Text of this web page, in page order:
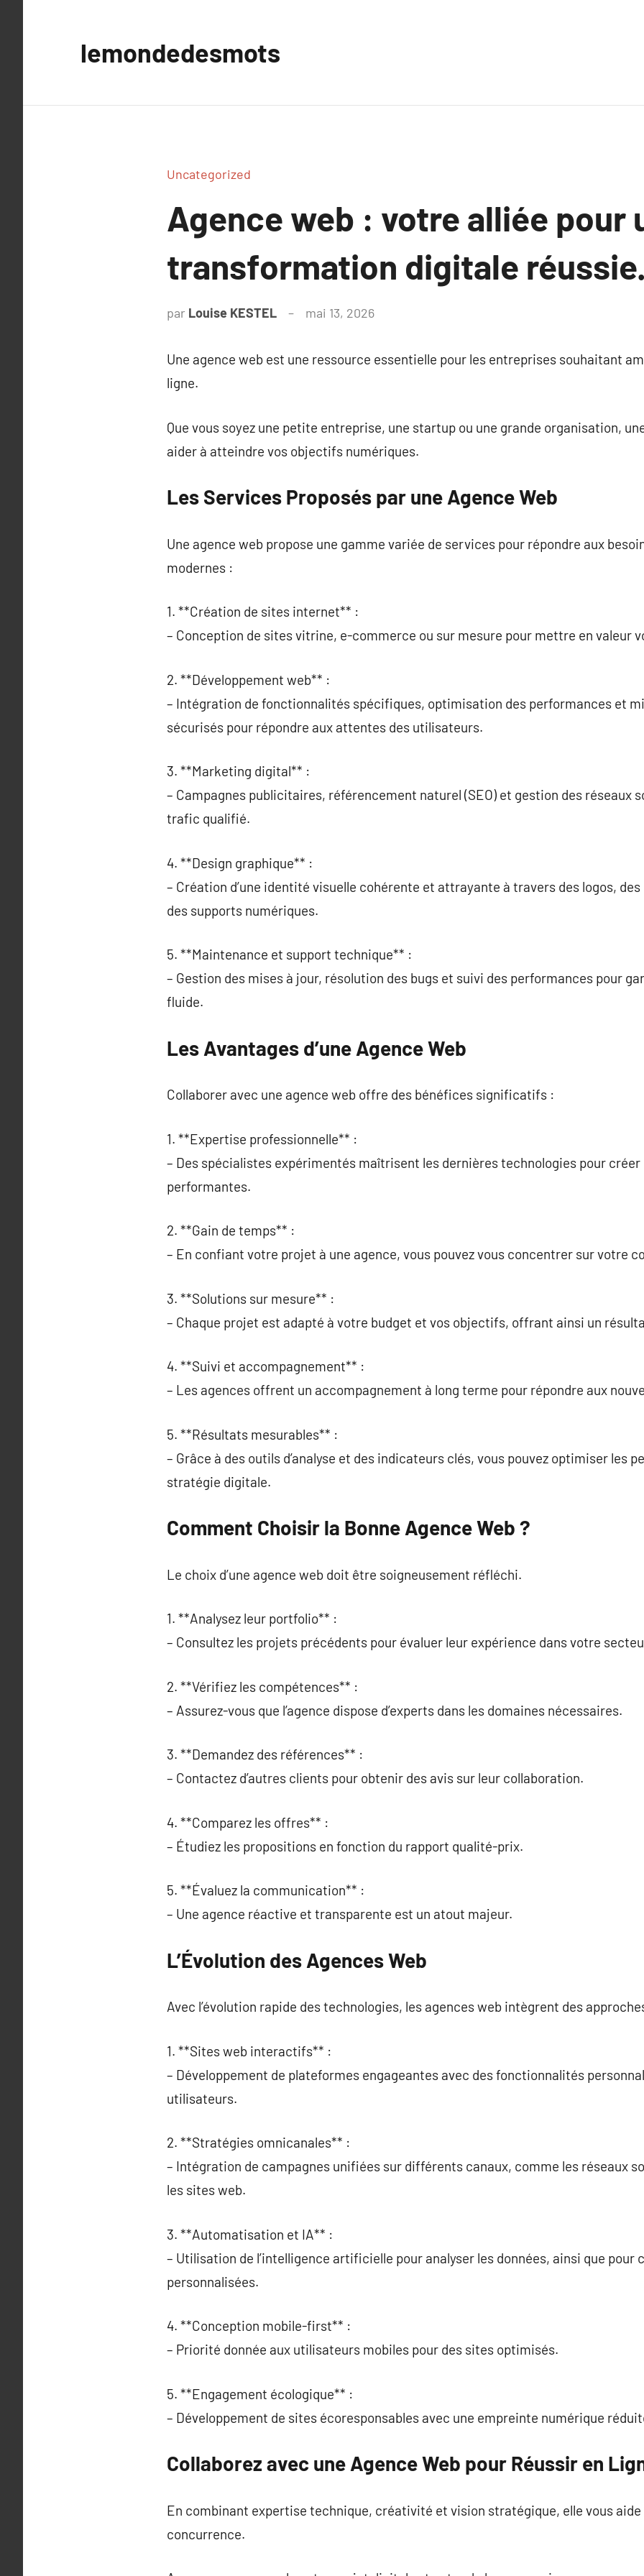
lemondedesmots
Uncategorized
Agence web : votre alliée pour
transformation digitale
par Louise KESTEL mai 13, 2026
Une agence web est une ressource essentielle pour les entreprises souhaitant
ligne.
Que vous soyez une petite entreprise, une startup ou une grande organisation,
aider à atteindre vos objectifs numériques.
Les Services Proposés par une Agence Web
Une agence web propose une gamme variée de services pour répondre aux
modernes :
1. **Création de sites internet** :
– Conception de sites vitrine, e-commerce ou sur mesure pour mettre en valeur
2. **Développement web** :
– Intégration de fonctionnalités spécifiques, optimisation des performances et
sécurisés pour répondre aux attentes des utilisateurs.
3. **Marketing digital** :
– Campagnes publicitaires, référencement naturel (SEO) et gestion des réseaux
trafic qualifié.
4. **Design graphique** :
– Création d’une identité visuelle cohérente et attrayante à travers des logos,
des supports numériques.
5. **Maintenance et support technique** :
– Gestion des mises à jour, résolution des bugs et suivi des performances pour
fluide.
Les Avantages d’une Agence Web
Collaborer avec une agence web offre des bénéfices significatifs :
1. **Expertise professionnelle** :
– Des spécialistes expérimentés maîtrisent les dernières technologies pour créer
performantes.
2. **Gain de temps** :
– En confiant votre projet à une agence, vous pouvez vous concentrer sur votre
3. **Solutions sur mesure** :
– Chaque projet est adapté à votre budget et vos objectifs, offrant ainsi un
4. **Suivi et accompagnement** :
– Les agences offrent un accompagnement à long terme pour répondre aux
5. **Résultats mesurables** :
– Grâce à des outils d’analyse et des indicateurs clés, vous pouvez optimiser les
stratégie digitale.
Comment Choisir la Bonne Agence Web ?
Le choix d’une agence web doit être soigneusement réfléchi.
1. **Analysez leur portfolio** :
– Consultez les projets précédents pour évaluer leur expérience dans votre
2. **Vérifiez les compétences** :
– Assurez-vous que l’agence dispose d’experts dans les domaines nécessaires.
3. **Demandez des références** :
– Contactez d’autres clients pour obtenir des avis sur leur collaboration.
4. **Comparez les offres** :
– Étudiez les propositions en fonction du rapport qualité-prix.
5. **Évaluez la communication** :
– Une agence réactive et transparente est un atout majeur.
L’Évolution des Agences Web
Avec l’évolution rapide des technologies, les agences web intègrent des
1. **Sites web interactifs** :
– Développement de plateformes engageantes avec des fonctionnalités
utilisateurs.
2. **Stratégies omnicanales** :
– Intégration de campagnes unifiées sur différents canaux, comme les réseaux
les sites web.
3. **Automatisation et IA** :
– Utilisation de l’intelligence artificielle pour analyser les données, ainsi que pour
personnalisées.
4. **Conception mobile-first** :
– Priorité donnée aux utilisateurs mobiles pour des sites optimisés.
5. **Engagement écologique** :
– Développement de sites écoresponsables avec une empreinte numérique
Collaborez avec une Agence Web pour Réussir en
En combinant expertise technique, créativité et vision stratégique, elle vous aide
concurrence.